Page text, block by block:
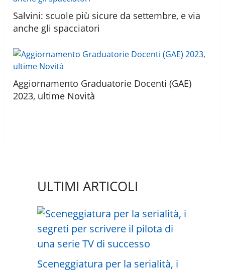
Salvini: scuole più sicure da settembre, e via
anche gli spacciatori
Aggiornamento Graduatorie Docenti (GAE)
2023, ultime Novità
ULTIMI ARTICOLI
Sceneggiatura per la serialità, i